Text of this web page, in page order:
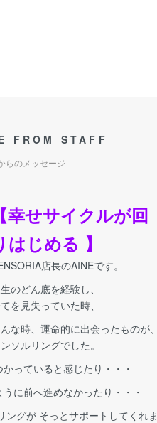
FROM STAFF
らのメッセージ
【幸せサイクルが回
はじめる 】
店長のAINEです。
のどん底を経験し、
を見失っていた時、
な時、運命的に出会ったものが、
ソルリングでした。
っていると感じたり・・・
に前へ進めなかったり・・・
ングが そっとサポートしてくれま